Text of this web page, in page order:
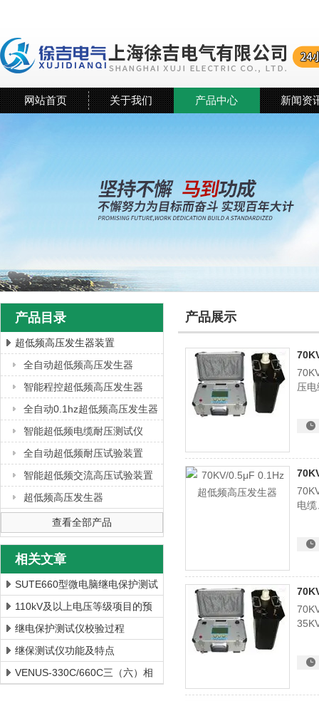
上海徐吉电气有限公司
网站首页 关于我们 产品中心 新闻资
产品目录
超低频高压发生器装置
全自动超低频高压发生器
智能程控超低频高压发生器
全自动0.1hz超低频高压发生器
智能超低频电缆耐压测试仪
全自动超低频耐压试验装置
智能超低频交流高压试验装置
超低频高压发生器
查看全部产品
相关文章
SUTE660型微电脑继电保护测试
装置 继保效验仪型号
110kV及以上电压等级项目的预
防性试验及交接验收常用实验设
备
继电保护测试仪校验过程
继保测试仪功能及特点
VENUS-330C/660C三（六）相
产品展示
压
电